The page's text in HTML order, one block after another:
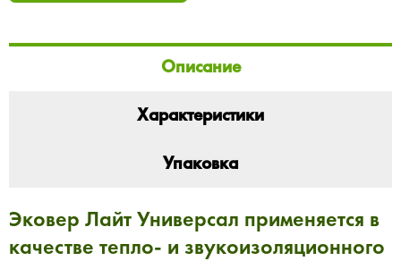
Описание
Характеристики
Упаковка
Эковер Лайт Универсал применяется в
качестве тепло- и звукоизоляционного